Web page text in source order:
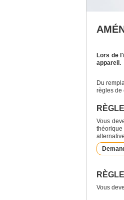
Lors de
appareil.
Du
règles de
Vous
théorique
Vous